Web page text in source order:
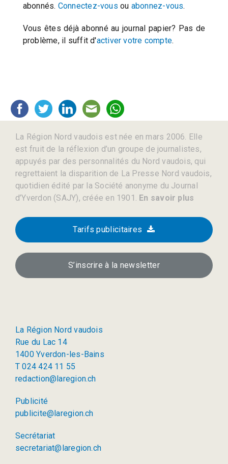
abonnés. Connectez-vous ou abonnez-vous.
Vous êtes déjà abonné au journal papier? Pas de
problème, il suffit d'activer votre compte.
La Région Nord vaudois est née en mars 2006. Elle
est fruit de la réflexion d’un groupe de journalistes,
appuyés par des personnalités du Nord vaudois, qui
regrettaient la disparition de La Presse Nord vaudois,
quotidien édité par la Société anonyme du Journal
d’Yverdon (SAJY), créée en 1901. En savoir plus
Tarifs publicitaires
S’inscrire à la newsletter
La Région Nord vaudois
Rue du Lac 14
1400 Yverdon-les-Bains
T 024 424 11 55
redaction@laregion.ch
Publicité
publicite@laregion.ch
Secrétariat
secretariat@laregion.ch